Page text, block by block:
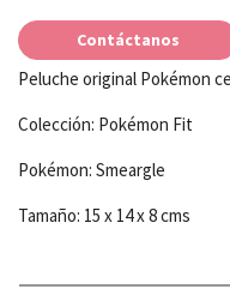
Contáctanos
Peluche original Pokémon
Colección: Pokémon Fit
Pokémon: Smeargle
Tamaño: 15 x 14 x 8 cms